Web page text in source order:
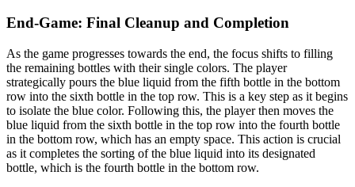
End-Game: Final Cleanup and Completion
As the game progresses towards the end, the focus shifts to filling
the remaining bottles with their single colors. The player
strategically pours the blue liquid from the fifth bottle in the bottom
row into the sixth bottle in the top row. This is a key step as it begins
to isolate the blue color. Following this, the player then moves the
blue liquid from the sixth bottle in the top row into the fourth bottle
in the bottom row, which has an empty space. This action is crucial
as it completes the sorting of the blue liquid into its designated
bottle, which is the fourth bottle in the bottom row.